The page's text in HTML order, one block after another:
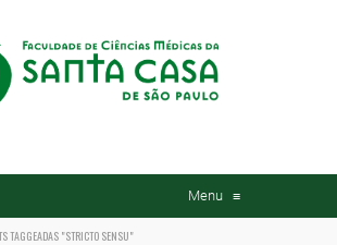
Menu ≡
TAGGEADAS "STRICTO SENSU"